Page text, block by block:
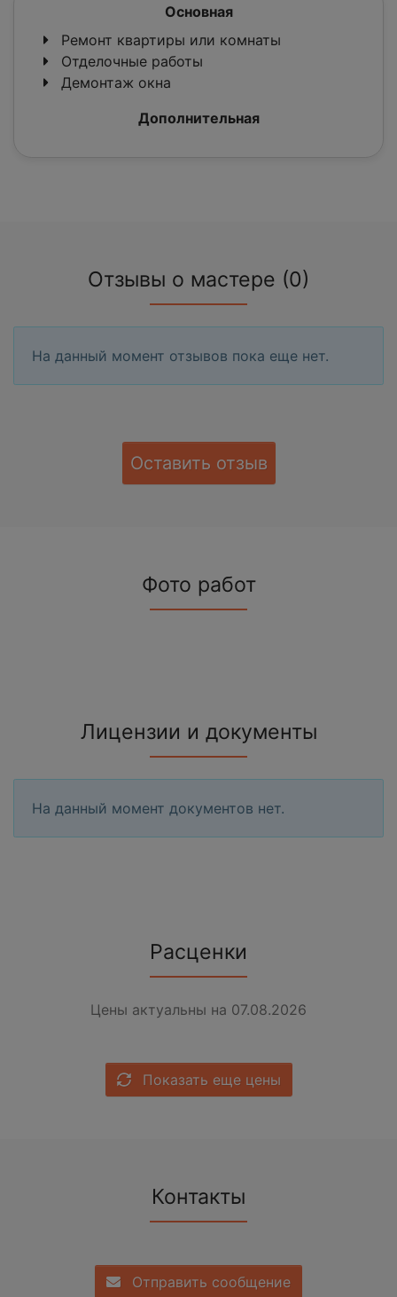
Основная
Ремонт квартиры или комнаты
Отделочные работы
Демонтаж окна
Дополнительная
Отзывы о мастере (0)
На данный момент отзывов пока еще нет.
Оставить отзыв
Фото работ
Лицензии и документы
На данный момент документов нет.
Расценки
Цены актуальны на 07.08.2026
Показать еще цены
Контакты
Отправить сообщение